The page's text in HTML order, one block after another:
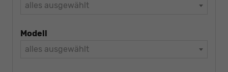
alles ausgewählt
Modell
alles ausgewählt